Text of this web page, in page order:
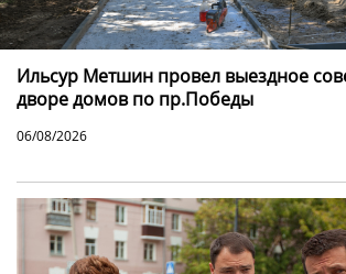
Ильсур Метшин провел выездное
дворе домов по пр.Победы
06/08/2026